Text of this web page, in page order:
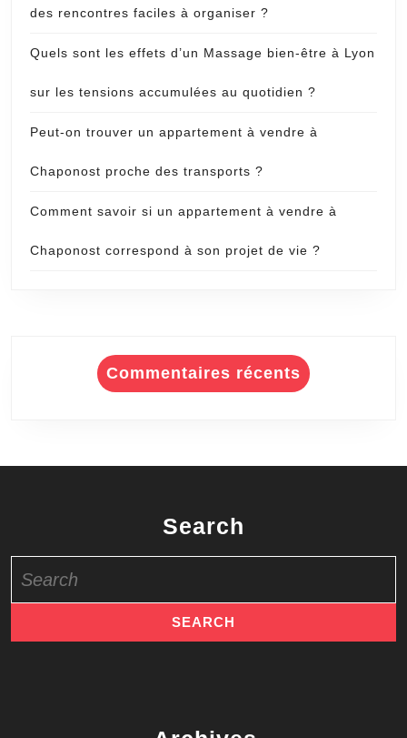
des rencontres faciles à organiser ?
Quels sont les effets d’un Massage bien-être à Lyon
sur les tensions accumulées au quotidien ?
Peut-on trouver un appartement à vendre à
Chaponost proche des transports ?
Comment savoir si un appartement à vendre à
Chaponost correspond à son projet de vie ?
Commentaires récents
Search
for: